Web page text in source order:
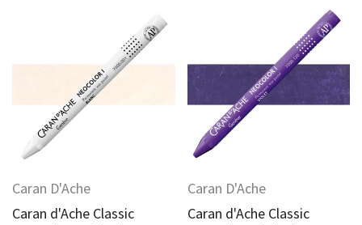
Caran D'Ache
Caran d'Ache Classic
Caran D'Ache
Caran d'Ache Classic